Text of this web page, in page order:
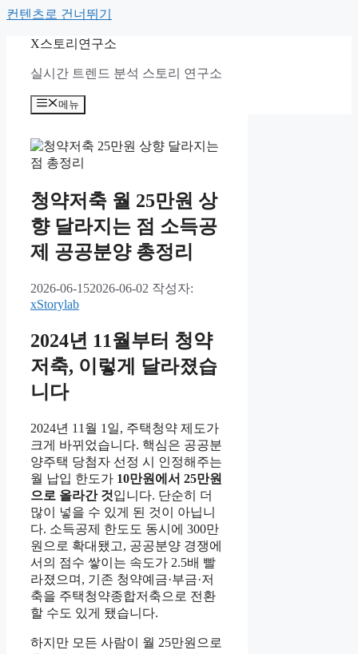
컨텐츠로 건너뛰기
X스토리연구소
실시간 트렌드 분석 스토리 연구소
메뉴
청약저축 월 25만원 상
향 달라지는 점 소득공
제 공공분양 총정리
2026-06-152026-06-02 작성자:
xStorylab
2024년 11월부터 청약
저축, 이렇게 달라졌습
니다
2024년 11월 1일, 주택청약 제도가
크게 바뀌었습니다. 핵심은 공공분
양주택 당첨자 선정 시 인정해주는
월 납입 한도가 10만원에서 25만원
으로 올라간 것입니다. 단순히 더
많이 넣을 수 있게 된 것이 아닙니
다. 소득공제 한도도 동시에 300만
원으로 확대됐고, 공공분양 경쟁에
서의 점수 쌓이는 속도가 2.5배 빨
라졌으며, 기존 청약예금·부금·저
축을 주택청약종합저축으로 전환
할 수도 있게 됐습니다.
하지만 모든 사람이 월 25만원으로